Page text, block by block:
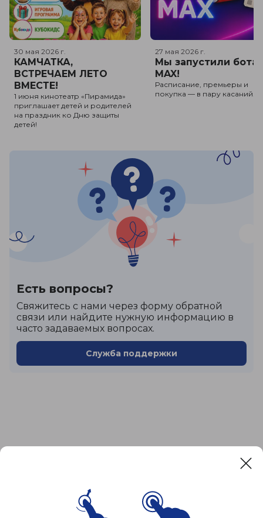
30 мая 2026 г.
КАМЧАТКА,
ВСТРЕЧАЕМ ЛЕТО
ВМЕСТЕ!
1 июня кинотеатр «Пирамида»
приглашает детей и родителей
на праздник ко Дню защиты
детей!
27 мая 2026 г.
Мы запустили бота
MAX!
Расписание, премьеры и
покупка — в пару касаний.
Есть вопросы?
Cвяжитесь с нами через форму обратной
связи или найдите нужную информацию в
часто задаваемых вопросах.
Служба поддержки